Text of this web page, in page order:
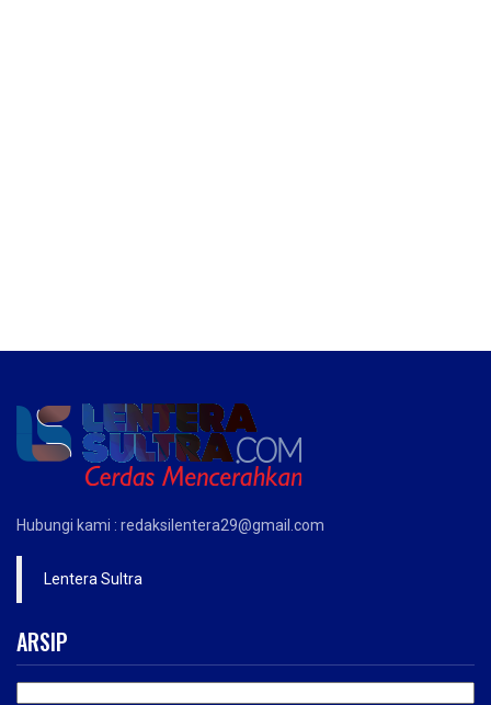
Hubungi kami : redaksilentera29@gmail.com
Lentera Sultra
ARSIP